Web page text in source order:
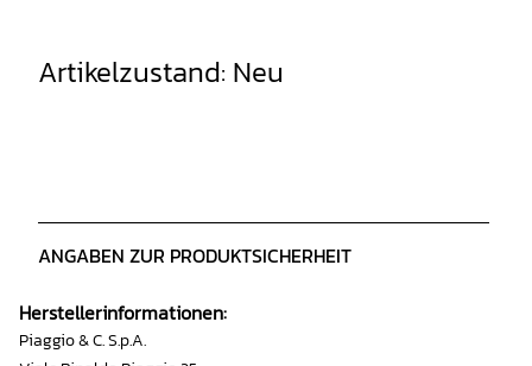
Artikelzustand: Neu
ANGABEN ZUR PRODUKTSICHERHEIT
Herstellerinformationen:
Piaggio & C. S.p.A.